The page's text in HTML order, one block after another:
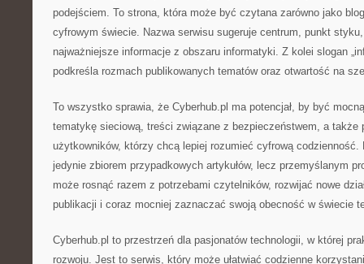
podejściem. To strona, która może być czytana zarówno jako
cyfrowym świecie. Nazwa serwisu sugeruje centrum, punkt
najważniejsze informacje z obszaru informatyki. Z kolei slogan
podkreśla rozmach publikowanych tematów oraz otwartość na
To wszystko sprawia, że Cyberhub.pl ma potencjał, by być
tematykę sieciową, treści związane z bezpieczeństwem, a także
użytkowników, którzy chcą lepiej rozumieć cyfrową
jedynie zbiorem przypadkowych artykułów, lecz przemyślanym
może rosnąć razem z potrzebami czytelników, rozwijać nowe
publikacji i coraz mocniej zaznaczać swoją obecność w świecie
Cyberhub.pl to przestrzeń dla pasjonatów technologii, w której
rozwoju. Jest to serwis, który może ułatwiać codzienne